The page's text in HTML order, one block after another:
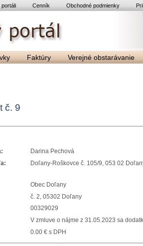
portáli Cenník Obchodné podmienky
Faktúry Verejné obstarávanie
č. 9
Darina Pechová
Doľany-Roškovce č. 105/9, 053 02
Obec Doľany
č. 2, 05302 Doľany
00329029
V zmluve o nájme z 31.05.2023 sa
0.00 € s DPH